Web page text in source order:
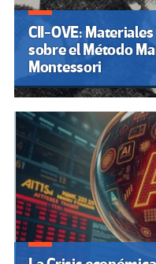
CII-OVE:
sobre el Método
Montessori